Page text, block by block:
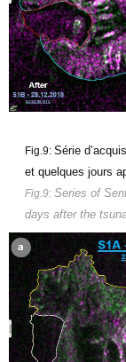
Fig.9: Série
et quelques jours
Fig.9: Series of
days after the